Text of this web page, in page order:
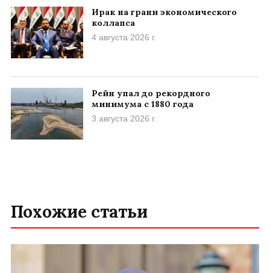
Ирак на грани экономического
коллапса
4 августа 2026 г.
Рейн упал до рекордного
минимума с 1880 года
3 августа 2026 г.
Похожие статьи